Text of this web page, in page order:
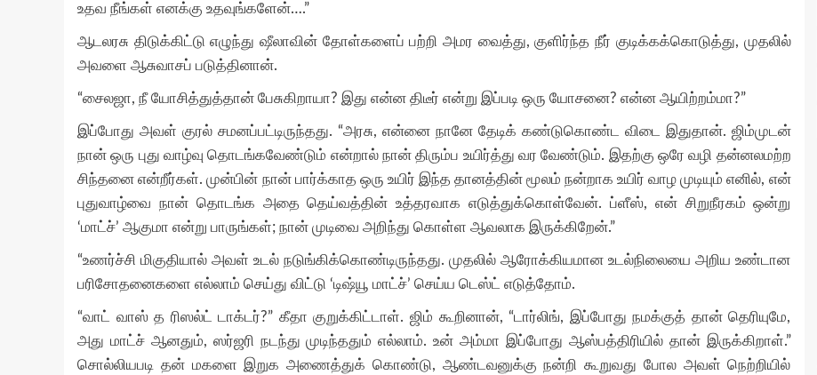
உதவ நீங்கள் எனக்கு உதவுங்களேன்….”
ஆடலரசு திடுக்கிட்டு எழுந்து ஷீலாவின் தோள்களைப் பற்றி அமர வைத்து, குளிர்ந்த நீர் குடிக்கக்கொடுத்து, முதலில்
அவளை ஆசுவாசப் படுத்தினான்.
“சைலஜா, நீ யோசித்துத்தான் பேசுகிறாயா? இது என்ன திடீர் என்று இப்படி ஒரு யோசனை? என்ன ஆயிற்றம்மா?”
இப்போது அவள் குரல் சமனப்பட்டிருந்தது. “அரசு, என்னை நானே தேடிக் கண்டுகொண்ட விடை இதுதான். ஜிம்முடன்
நான் ஒரு புது வாழ்வு தொடங்கவேண்டும் என்றால் நான் திரும்ப உயிர்த்து வர வேண்டும். இதற்கு ஒரே வழி தன்னலமற்ற
சிந்தனை என்றீர்கள். முன்பின் நான் பார்க்காத ஒரு உயிர் இந்த தானத்தின் மூலம் நன்றாக உயிர் வாழ முடியும் எனில், என்
புதுவாழ்வை நான் தொடங்க அதை தெய்வத்தின் உத்தரவாக எடுத்துக்கொள்வேன். ப்ளீஸ், என் சிறுநீரகம் ஒன்று
‘மாட்ச்’ ஆகுமா என்று பாருங்கள்; நான் முடிவை அறிந்து கொள்ள ஆவலாக இருக்கிறேன்.”
“உணர்ச்சி மிகுதியால் அவள் உடல் நடுங்கிக்கொண்டிருந்தது. முதலில் ஆரோக்கியமான உடல்நிலையை அறிய உண்டான
பரிசோதனைகளை எல்லாம் செய்து விட்டு ‘டிஷ்யூ மாட்ச்’ செய்ய டெஸ்ட் எடுத்தோம்.
“வாட் வாஸ் த ரிஸல்ட் டாக்டர்?” கீதா குறுக்கிட்டாள். ஜிம் கூறினான், “டார்லிங், இப்போது நமக்குத் தான் தெரியுமே,
அது மாட்ச் ஆனதும், ஸர்ஜரி நடந்து முடிந்ததும் எல்லாம். உன் அம்மா இப்போது ஆஸ்பத்திரியில் தான் இருக்கிறாள்.”
சொல்லியபடி தன் மகளை இறுக அணைத்துக் கொண்டு, ஆண்டவனுக்கு நன்றி கூறுவது போல அவள் நெற்றியில்